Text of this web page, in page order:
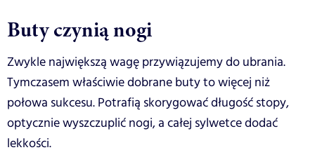
Buty czynią nogi
Zwykle największą wagę przywiązujemy do ubrania.
Tymczasem właściwie dobrane buty to więcej niż
połowa sukcesu. Potrafią skorygować długość stopy,
optycznie wyszczuplić nogi, a całej sylwetce dodać
lekkości.